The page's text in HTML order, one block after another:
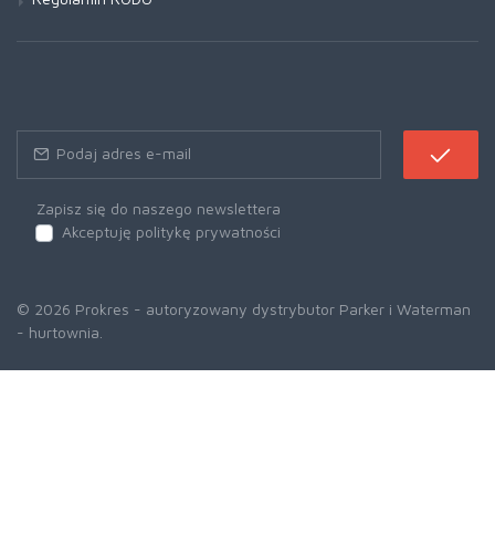
Zapisz się do naszego newslettera
Akceptuję politykę prywatności
© 2026 Prokres - autoryzowany dystrybutor Parker i Waterman
- hurtownia.